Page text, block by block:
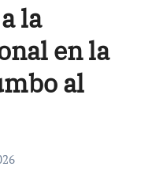
la
en la
al